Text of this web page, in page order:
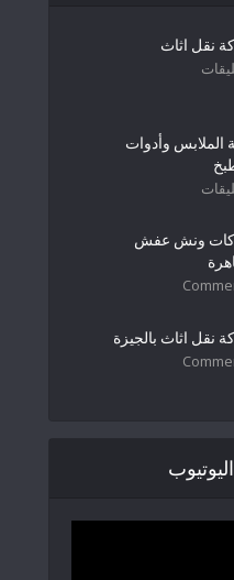
نقل اثاث
الملابس وأدوات
ونش عفش
نقل اثاث بالجيزة